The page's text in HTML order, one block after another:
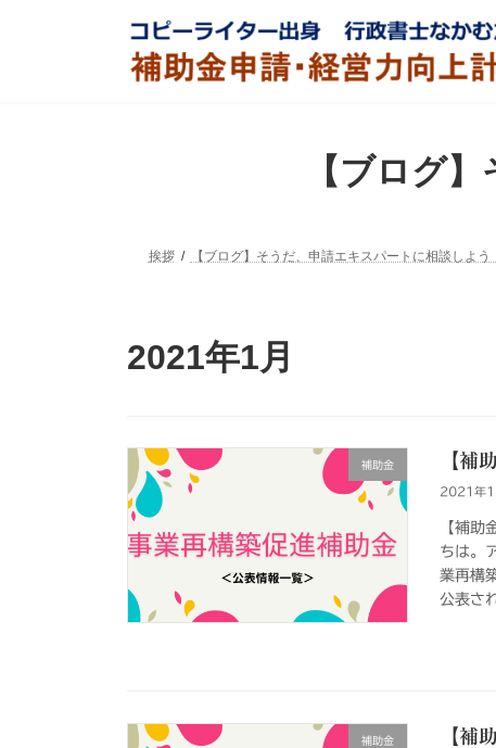
【ブログ
挨拶 【ブログ】そうだ、申請エキスパートに相談しよう
2021年1月
補助金 【補
2021年1
【補助
ちは。
業再構
公表さ
補助金
【補